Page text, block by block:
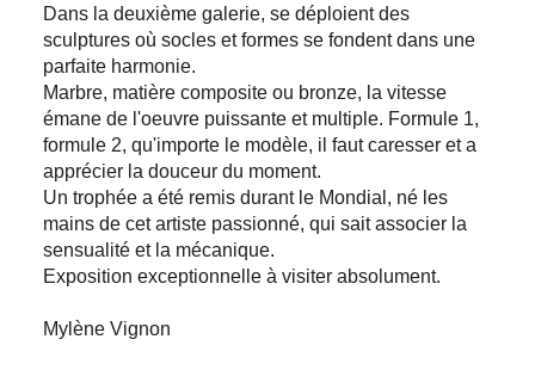
Dans la deuxième galerie, se déploient des
sculptures où socles et formes se fondent dans une
parfaite harmonie.
Marbre, matière composite ou bronze, la vitesse
émane de l'oeuvre puissante et multiple. Formule 1,
formule 2, qu'importe le modèle, il faut caresser et a
apprécier la douceur du moment.
Un trophée a été remis durant le Mondial, né les
mains de cet artiste passionné, qui sait associer la
sensualité et la mécanique.
Exposition exceptionnelle à visiter absolument.
Mylène Vignon